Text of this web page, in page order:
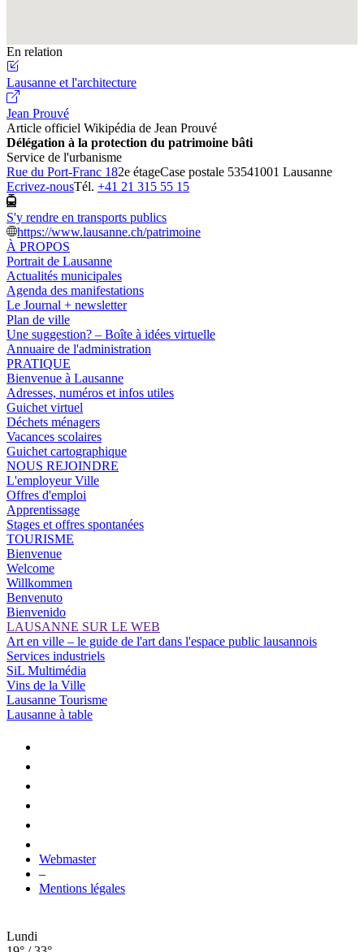
En relation
Lausanne et l'architecture
Jean Prouvé
Article officiel Wikipédia de Jean Prouvé
Délégation à la protection du patrimoine bâti
Service de l'urbanisme
Rue du Port-Franc 182e étageCase postale 53541001 Lausanne
Ecrivez-nousTél. +41 21 315 55 15
S'y rendre en transports publics
https://www.lausanne.ch/patrimoine
À PROPOS
Portrait de Lausanne
Actualités municipales
Agenda des manifestations
Le Journal + newsletter
Plan de ville
Une suggestion? – Boîte à idées virtuelle
Annuaire de l'administration
PRATIQUE
Bienvenue à Lausanne
Adresses, numéros et infos utiles
Guichet virtuel
Déchets ménagers
Vacances scolaires
Guichet cartographique
NOUS REJOINDRE
L'employeur Ville
Offres d'emploi
Apprentissage
Stages et offres spontanées
TOURISME
Bienvenue
Welcome
Willkommen
Benvenuto
Bienvenido
LAUSANNE SUR LE WEB
Art en ville – le guide de l'art dans l'espace public lausannois
Services industriels
SiL Multimédia
Vins de la Ville
Lausanne Tourisme
Lausanne à table
Webmaster
–
Mentions légales
Lundi